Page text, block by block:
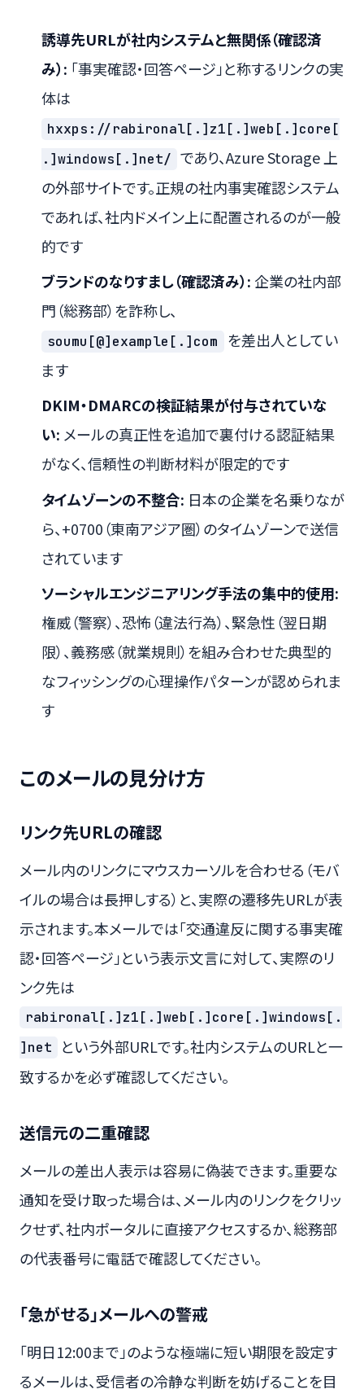
誘導先URLが社内システムと無関係（確認済
み）: 「事実確認・回答ページ」と称するリンクの実
体は
hxxps://rabironal[.]z1[.]web[.]core[
.]windows[.]net/ であり、Azure Storage 上
の外部サイトです。正規の社内事実確認システム
であれば、社内ドメイン上に配置されるのが一般
的です
ブランドのなりすまし（確認済み）: 企業の社内部
門（総務部）を詐称し、
soumu[@]example[.]com
を差出人としてい
ます
DKIM・DMARCの検証結果が付与されていな
い: メールの真正性を追加で裏付ける認証結果
がなく、信頼性の判断材料が限定的です
タイムゾーンの不整合: 日本の企業を名乗りなが
ら、+0700（東南アジア圏）のタイムゾーンで送信
されています
ソーシャルエンジニアリング手法の集中的使用:
権威（警察）、恐怖（違法行為）、緊急性（翌日期
限）、義務感（就業規則）を組み合わせた典型的
なフィッシングの心理操作パターンが認められま
す
このメールの見分け方
リンク先URLの確認
メール内のリンクにマウスカーソルを合わせる（モバ
イルの場合は長押しする）と、実際の遷移先URLが表
示されます。本メールでは「交通違反に関する事実確
認・回答ページ」という表示文言に対して、実際のリ
ンク先は
rabironal[.]z1[.]web[.]core[.]windows[.
]net
という外部URLです。社内システムのURLと一
致するかを必ず確認してください。
送信元の二重確認
メールの差出人表示は容易に偽装できます。重要な
通知を受け取った場合は、メール内のリンクをクリッ
クせず、社内ポータルに直接アクセスするか、総務部
の代表番号に電話で確認してください。
「急がせる」メールへの警戒
「明日12:00まで」のような極端に短い期限を設定す
るメールは、受信者の冷静な判断を妨げることを目